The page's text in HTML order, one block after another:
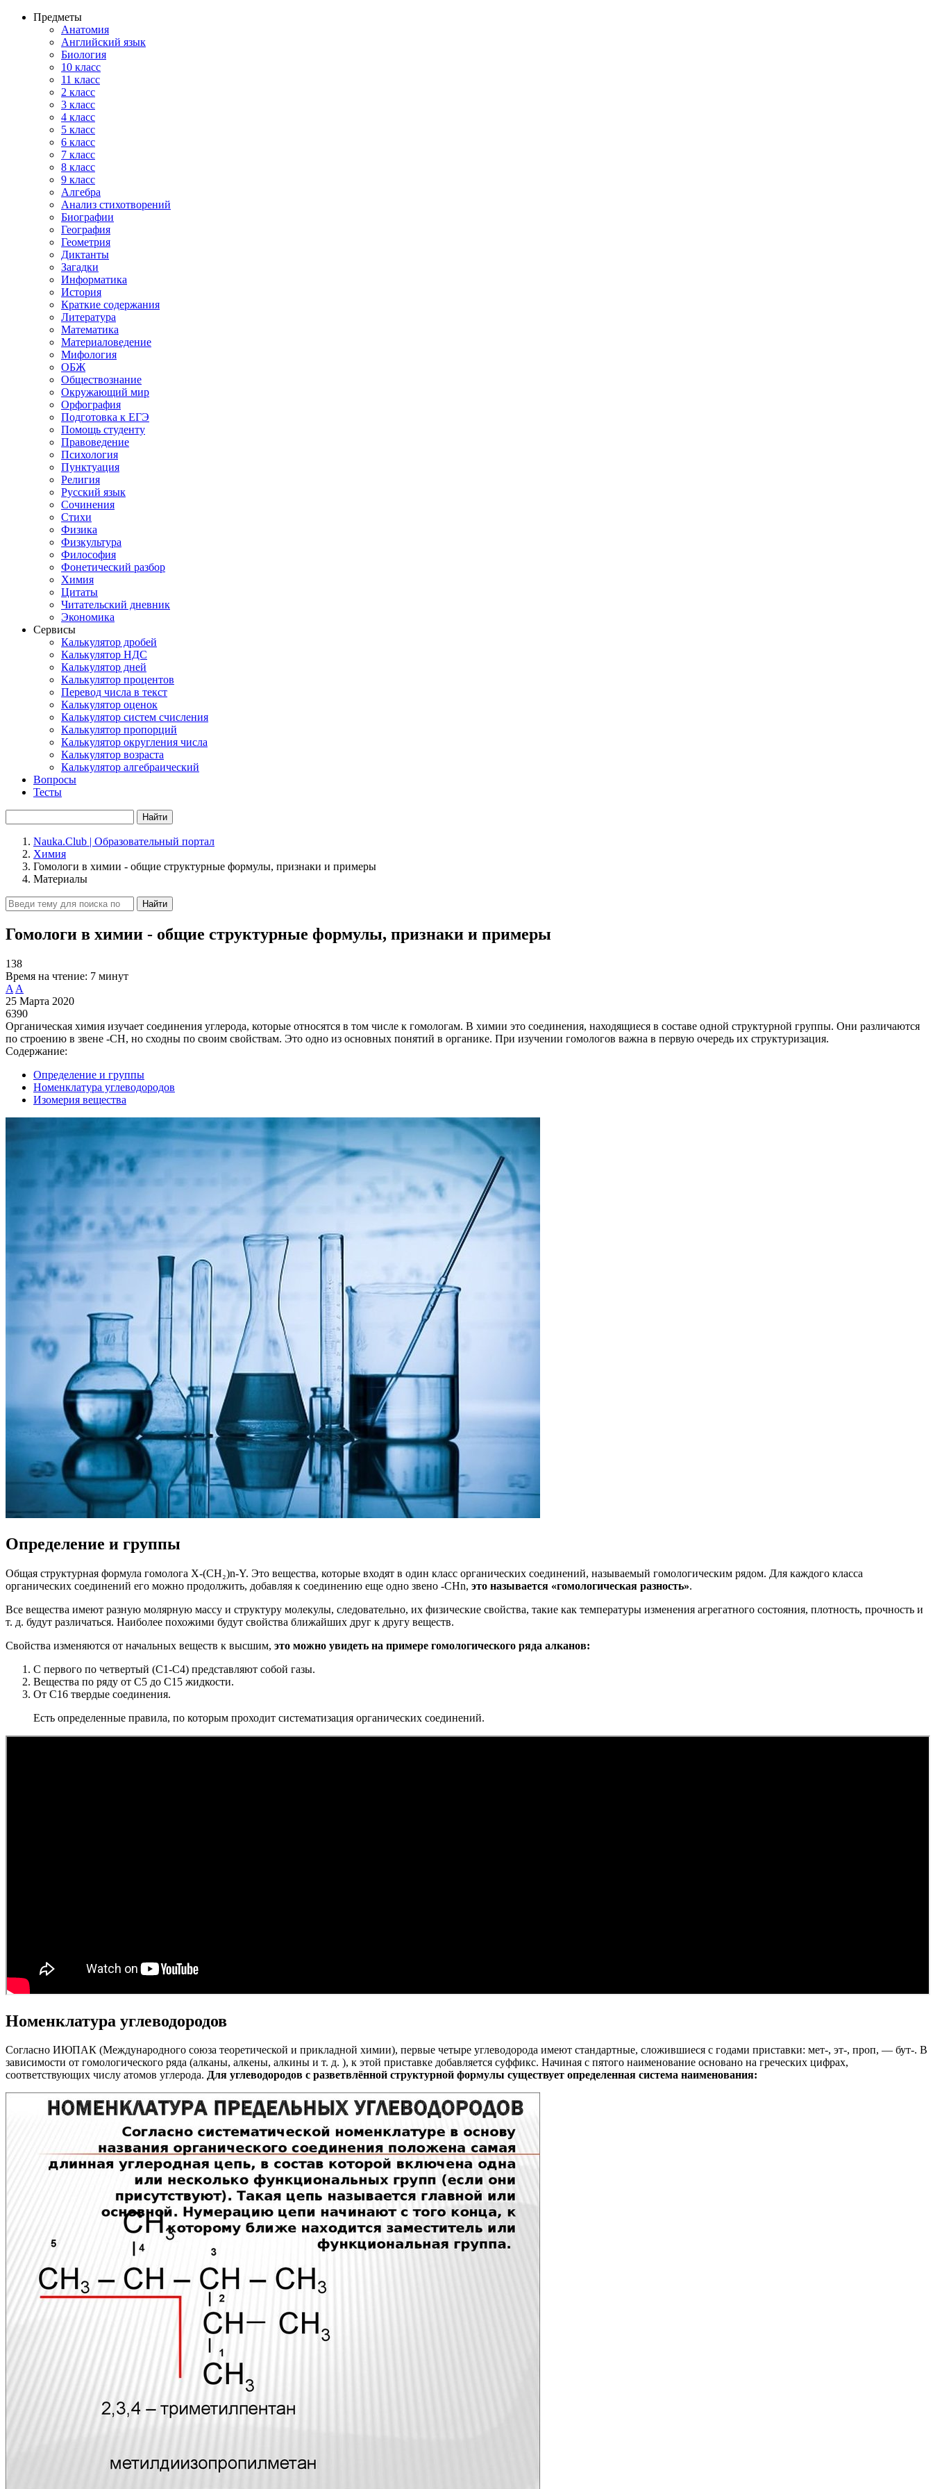
Предметы
Анатомия
Английский язык
Биология
10 класс
11 класс
2 класс
3 класс
4 класс
5 класс
6 класс
7 класс
8 класс
9 класс
Алгебра
Анализ стихотворений
Биографии
География
Геометрия
Диктанты
Загадки
Информатика
История
Краткие содержания
Литература
Математика
Материаловедение
Мифология
ОБЖ
Обществознание
Окружающий мир
Орфография
Подготовка к ЕГЭ
Помощь студенту
Правоведение
Психология
Пунктуация
Религия
Русский язык
Сочинения
Стихи
Физика
Физкультура
Философия
Фонетический разбор
Химия
Цитаты
Читательский дневник
Экономика
Сервисы
Калькулятор дробей
Калькулятор НДС
Калькулятор дней
Калькулятор процентов
Перевод числа в текст
Калькулятор оценок
Калькулятор систем счисления
Калькулятор пропорций
Калькулятор округления числа
Калькулятор возраста
Калькулятор алгебраический
Вопросы
Тесты
Найти
Nauka.Club | Образовательный портал
Химия
Гомологи в химии - общие структурные формулы, признаки и примеры
Материалы
Найти
Гомологи в химии - общие структурные формулы, признаки и примеры
138
Время на чтение: 7 минут
A A
25 Марта 2020
6390
Органическая химия изучает соединения углерода, которые относятся в том числе к гомологам. В химии это соединения, находящиеся в составе одной структурной группы. Они различаются
по строению в звене -CH, но сходны по своим свойствам. Это одно из основных понятий в органике. При изучении гомологов важна в первую очередь их структуризация.
Содержание:
Определение и группы
Номенклатура углеводородов
Изомерия вещества
Определение и группы
Общая структурная формула гомолога X-(CH₂)n-Y. Это вещества, которые входят в один класс органических соединений, называемый гомологическим рядом. Для каждого класса
органических соединений его можно продолжить, добавляя к соединению еще одно звено -CHn, это называется «гомологическая разность».
Все вещества имеют разную молярную массу и структуру молекулы, следовательно, их физические свойства, такие как температуры изменения агрегатного состояния, плотность, прочность и
т. д. будут различаться. Наиболее похожими будут свойства ближайших друг к другу веществ.
Свойства изменяются от начальных веществ к высшим, это можно увидеть на примере гомологического ряда алканов:
С первого по четвертый (C1-C4) представляют собой газы.
Вещества по ряду от C5 до C15 жидкости.
От C16 твердые соединения.
Есть определенные правила, по которым проходит систематизация органических соединений.
Номенклатура углеводородов
Согласно ИЮПАК (Международного союза теоретической и прикладной химии), первые четыре углеводорода имеют стандартные, сложившиеся с годами приставки: мет-, эт-, проп, — бут-. В
зависимости от гомологического ряда (алканы, алкены, алкины и т. д. ), к этой приставке добавляется суффикс. Начиная с пятого наименование основано на греческих цифрах,
соответствующих числу атомов углерода. Для углеводородов с разветвлённой структурной формулы существует определенная система наименования: